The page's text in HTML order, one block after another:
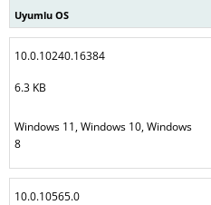
Uyumlu OS
10.0.10240.16384
6.3 KB
Windows 11, Windows 10, Windows
8
10.0.10565.0